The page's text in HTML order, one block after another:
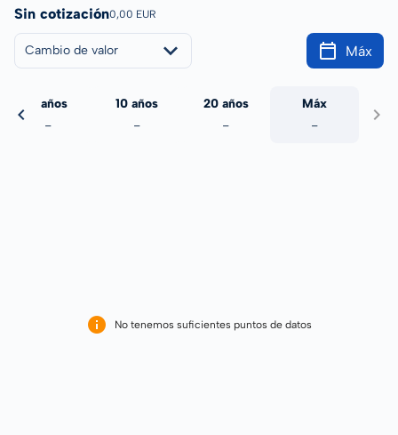
Sin cotización0,00 EUR
Cambio de valor Máx
5 años
-
10 años
-
20 años
-
Máx
-
No tenemos suficientes puntos de datos